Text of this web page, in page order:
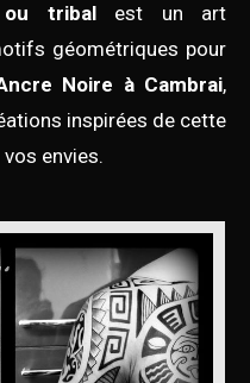
ou tribalest un art
géométriques pour
Noire à Cambrai,
inspirées de cette
envies.